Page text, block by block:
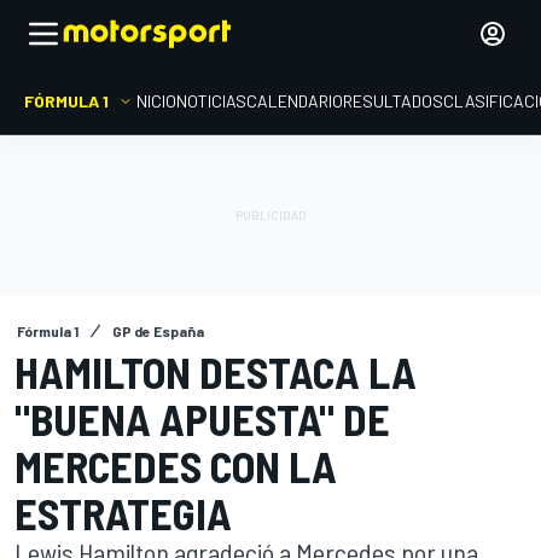
FÓRMULA 1 INICIONOTICIASCALENDARIORESULTADOS
Fórmula 1 GP de España
HAMILTON DESTACA LA
"BUENA APUESTA" DE
MERCEDES CON LA
ESTRATEGIA